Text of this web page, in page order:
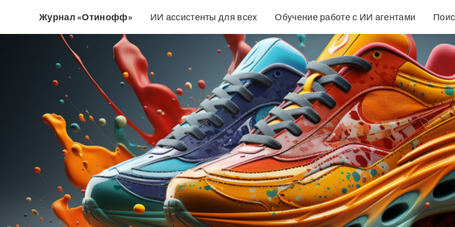
Журнал «Отинофф» ИИ ассистенты для всех Обучение работе с ИИ агентами